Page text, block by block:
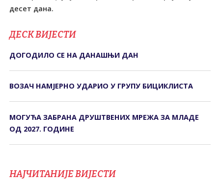
десет дана.
ДЕСК ВИЈЕСТИ
ДОГОДИЛО СЕ НА ДАНАШЊИ ДАН
ВОЗАЧ НАМЈЕРНО УДАРИО У ГРУПУ БИЦИКЛИСТА
МОГУЋА ЗАБРАНА ДРУШТВЕНИХ МРЕЖА ЗА МЛАДЕ
ОД 2027. ГОДИНЕ
НАЈЧИТАНИЈЕ ВИЈЕСТИ